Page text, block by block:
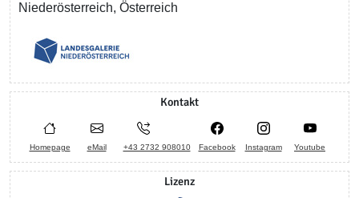
Niederösterreich, Österreich
Kontakt
Homepage eMail +43 2732 908010 Facebook Instagram Youtube
Lizenz